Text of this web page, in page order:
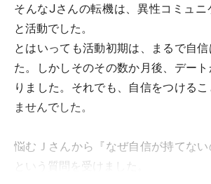
そんなJさんの転機は、異性コミュニ
と活動でした。
とはいっても活動初期は、まるで自
た。しかしそのその数か月後、デー
りました。それでも、自信をつける
ませんでした。
悩むＪさんから『なぜ自信が持てない
という質問を受けました。